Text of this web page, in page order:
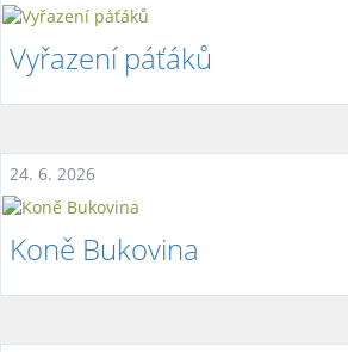
Vyřazení páťáků
24. 6. 2026
Koně Bukovina